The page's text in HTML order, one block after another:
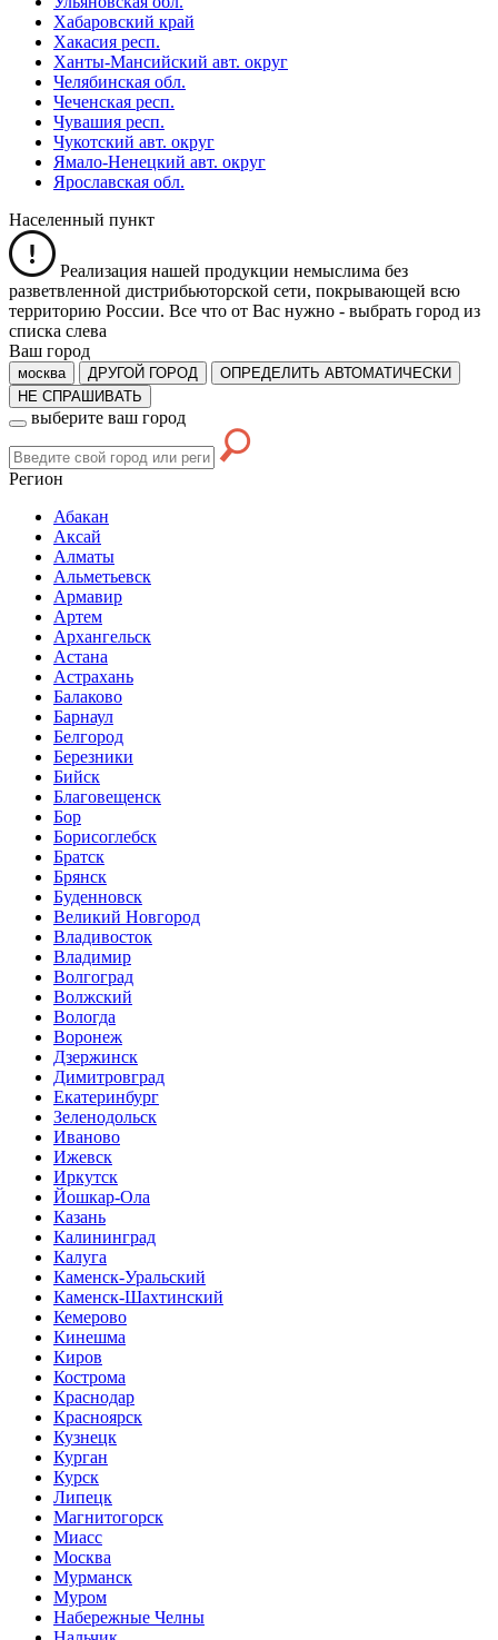
Хабаровский край
Хакасия респ.
Ханты-Мансийский авт. округ
Челябинская обл.
Чеченская респ.
Чувашия респ.
Чукотский авт. округ
Ямало-Ненецкий авт. округ
Ярославская обл.
Населенный пункт
Реализация нашей продукции немыслима без
разветвленной дистрибьюторской сети, покрывающей всю
территорию России. Все что от Вас нужно - выбрать город из
списка слева
Ваш город
москва ДРУГОЙ ГОРОД
ОПРЕДЕЛИТЬ АВТОМАТИЧЕСКИ
НЕ СПРАШИВАТЬ
выберите ваш город
Регион
Абакан
Аксай
Алматы
Альметьевск
Армавир
Артем
Архангельск
Астана
Астрахань
Балаково
Барнаул
Белгород
Березники
Бийск
Благовещенск
Бор
Борисоглебск
Братск
Брянск
Буденновск
Великий Новгород
Владивосток
Владимир
Волгоград
Волжский
Вологда
Воронеж
Дзержинск
Димитровград
Екатеринбург
Зеленодольск
Иваново
Ижевск
Иркутск
Йошкар-Ола
Казань
Калининград
Калуга
Каменск-Уральский
Каменск-Шахтинский
Кемерово
Кинешма
Киров
Кострома
Краснодар
Красноярск
Кузнецк
Курган
Курск
Липецк
Магнитогорск
Миасс
Москва
Мурманск
Муром
Набережные Челны